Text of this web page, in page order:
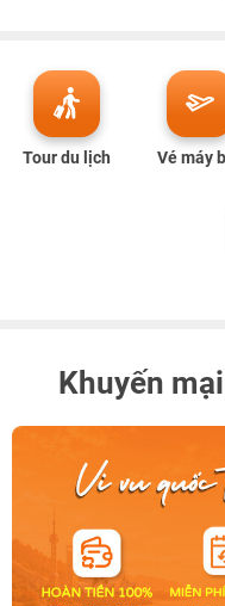
Tour du lịch Vé máy
Khuyến mại